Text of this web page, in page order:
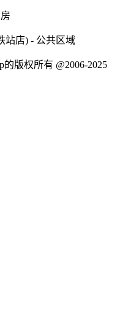
站店) - 公共区域
版权所有 @2006-2025